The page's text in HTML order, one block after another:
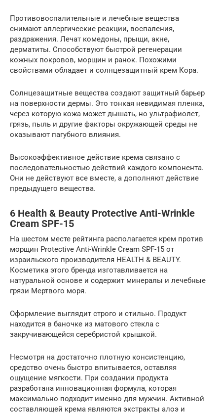
Противовоспалительные и лечебные вещества
снимают аллергические реакции, воспаления,
раздражения. Лечат комедоны, прыщи, акне,
дерматиты. Способствуют быстрой регенерации
кожных покровов, морщин и ранок. Похожими
свойствами обладает и солнцезащитный крем Кора.
Солнцезащитные вещества создают защитный барьер
на поверхности дермы. Это тонкая невидимая пленка,
через которую кожа может дышать, но ультрафиолет,
грязь, пыль и другие факторы окружающей среды не
оказывают пагубного влияния.
Высокоэффективное действие крема связано с
последовательностью действий каждого компонента.
Они не действуют все вместе, а дополняют действие
предыдущего вещества.
6 Health & Beauty Protective Anti-Wrinkle
Cream SPF-15
На шестом месте рейтинга располагается крем против
морщин Protective Anti-Wrinkle Cream SPF-15 от
израильского производителя HEALTH & BEAUTY.
Косметика этого бренда изготавливается на
натуральной основе и содержит минералы и лечебные
грязи Мертвого моря.
Оформление выглядит строго и стильно. Продукт
находится в баночке из матового стекла с
закручивающейся серебристой крышкой.
Несмотря на достаточно плотную консистенцию,
средство очень быстро впитывается, оставляя
ощущение мягкости. При создании продукта
разработана инновационная формула, которая
максимально подходит именно для мужчин. Активной
составляющей крема являются экстракты алоэ и